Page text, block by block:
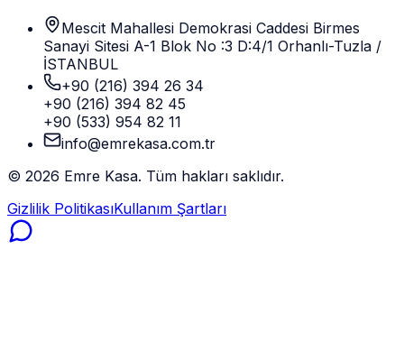
Mescit Mahallesi Demokrasi Caddesi Birmes
Sanayi Sitesi A-1 Blok No :3 D:4/1 Orhanlı-Tuzla /
İSTANBUL
+90 (216) 394 26 34
+90 (216) 394 82 45
+90 (533) 954 82 11
info@emrekasa.com.tr
© 2026 Emre Kasa. Tüm hakları saklıdır.
Gizlilik PolitikasıKullanım Şartları